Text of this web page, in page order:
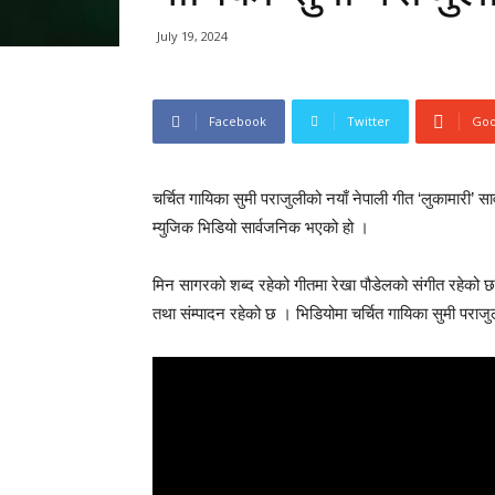
July 19, 2024
Facebook Twitter
चर्चित गायिका सुमी पराजुलीको नयाँ नेपाली गीत
म्युजिक भिडियो सार्वजनिक भएको हो ।
मिन सागरको शब्द रहेको गीतमा रेखा पौडेलको संगीत रहेको
तथा संम्पादन रहेको छ । भिडियोमा चर्चित गायिका सुमी